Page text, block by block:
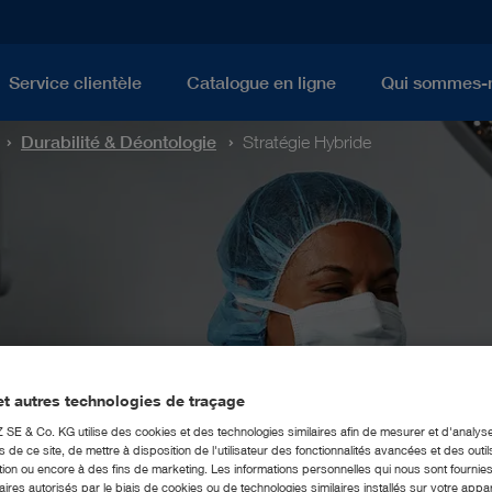
Service clientèle Catalogue en ligne Qui sommes-
Durabilité & Déontologie Stratégie Hybride
autres technologies de traçage
SE & Co. KG utilise des cookies et des technologies similaires afin de mesurer et
de ce site, de mettre à disposition de l'utilisateur des fonctionnalités avancées et des
ou encore à des fins de marketing. Les informations personnelles qui nous sont
autorisés par le biais de cookies ou de technologies similaires installés sur votre